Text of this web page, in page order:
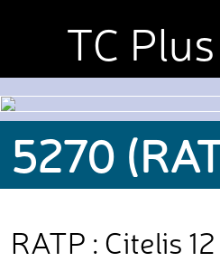
TC Plus
5270
RATP : Citelis